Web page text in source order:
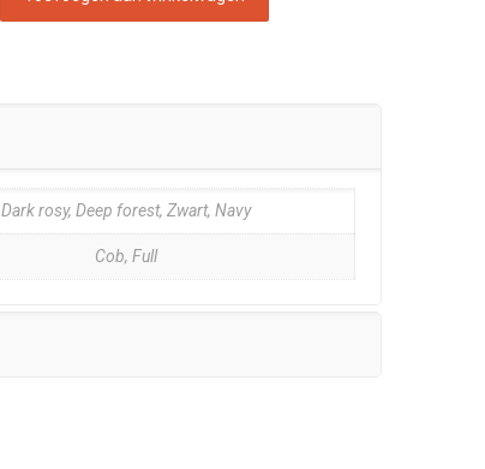
Dark rosy, Deep forest, Zwart, Navy
Cob, Full